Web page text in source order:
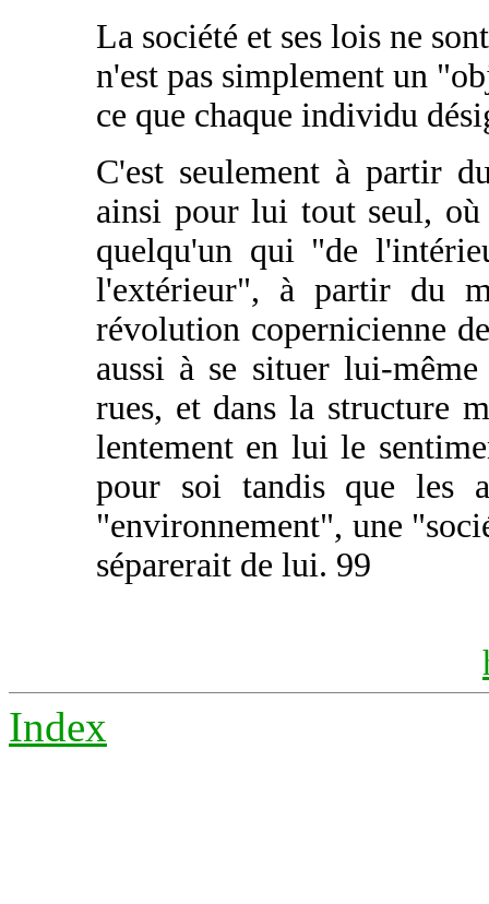
La société et ses lois ne
n'est pas simplement un
ce que chaque individu
C'est seulement à partir
ainsi pour lui tout seul, où
quelqu'un qui "de
l'extérieur", à partir du
révolution copernicienne
aussi à se situer lui-
rues, et dans la structure
lentement en lui le
pour soi tandis que les
"environnement", une
séparerait de lui. 99
Index